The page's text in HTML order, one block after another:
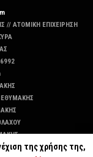
// ΑΤΟΜΙΚΗ ΕΠΙΧΕΙΡΗΣΗ
της χρήσης της,